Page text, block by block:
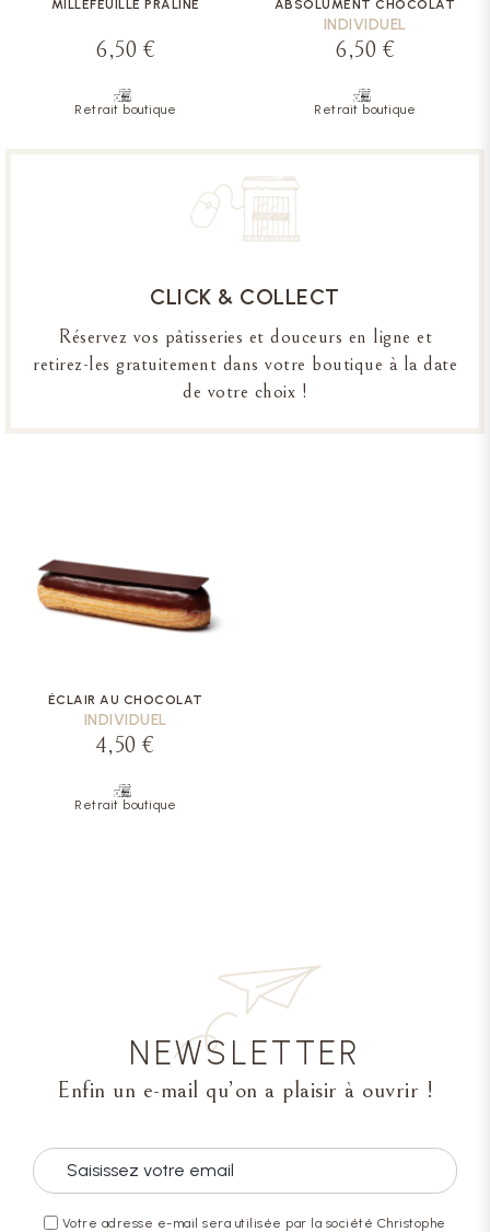
MILLEFEUILLE PRALINÉ
6,50 €
Retrait boutique
ABSOLUMENT CHOCOLAT
INDIVIDUEL
6,50 €
Retrait boutique
CLICK & COLLECT
Réservez vos pâtisseries et douceurs en ligne et
retirez-les gratuitement dans votre boutique à la date
de votre choix !
ÉCLAIR AU CHOCOLAT
INDIVIDUEL
4,50 €
Retrait boutique
NEWSLETTER
Enfin un e-mail qu’on a plaisir à ouvrir !
Votre adresse e-mail sera utilisée par la société Christophe